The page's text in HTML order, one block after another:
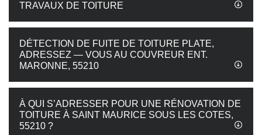
TRAVAUX DE TOITURE
DÉTECTION DE FUITE DE TOITURE PLATE,
ADRESSEZ — VOUS AU COUVREUR ENT.
MARONNE, 55210
À QUI S’ADRESSER POUR UNE RÉNOVATION DE
TOITURE À SAINT MAURICE SOUS LES COTES,
55210 ?